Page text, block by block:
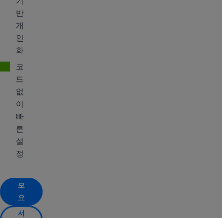
반
개
인
화
코
드
없
이
빠
른
설
정
모
요
청
문
서